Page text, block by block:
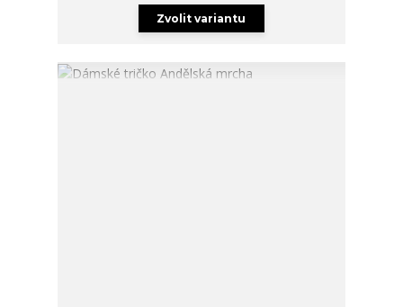
Zvolit variantu